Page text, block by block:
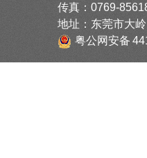
传真：0769-
地址：东莞市大
粤公网安备